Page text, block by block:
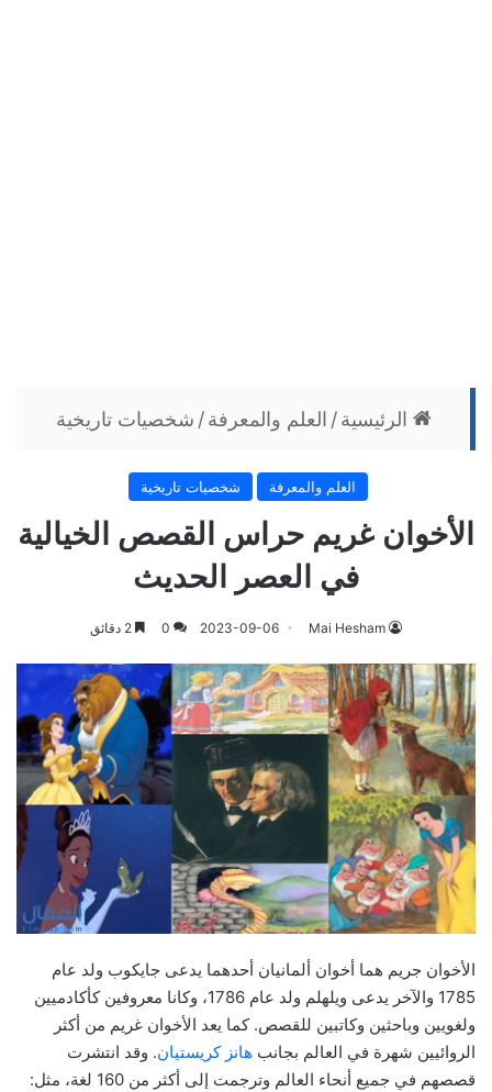
الرئيسية / العلم والمعرفة / شخصيات تاريخية
العلم والمعرفة شخصيات تاريخية
الأخوان غريم حراس القصص الخيالية
في العصر الحديث
Mai Hesham
2023-09-06
0
الأخوان جريم هما أخوان ألمانيان أحدهما يدعى جايكوب ولد عام
1785 والآخر يدعى ويلهلم ولد عام 1786، وكانا معروفين كأكادميين
ولغويين وباحثين وكاتبين للقصص. كما يعد الأخوان غريم من أكثر
الروائيين شهرة في العالم بجانب هانز كريستيان. وقد انتشرت
قصصهم في جميع أنحاء العالم وترجمت إلى أكثر من 160 لغة، مثل: